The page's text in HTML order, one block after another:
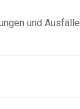
und Ausfälle